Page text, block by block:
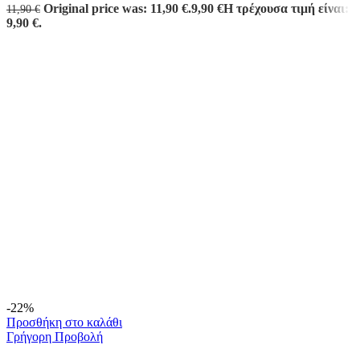
11,90€ Original price was: 11,90 €.9,90 €Η τρέχουσα τιμή είναι:
9,90 €.
-22%
Προσθήκη στο καλάθι
Γρήγορη Προβολή